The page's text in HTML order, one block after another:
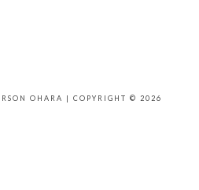
OHARA | COPYRIGHT © 2026